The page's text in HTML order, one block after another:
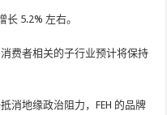
5.2% 左右。
费者相关的子行业预计将保持
消地缘政治阻力，FEH 的品牌